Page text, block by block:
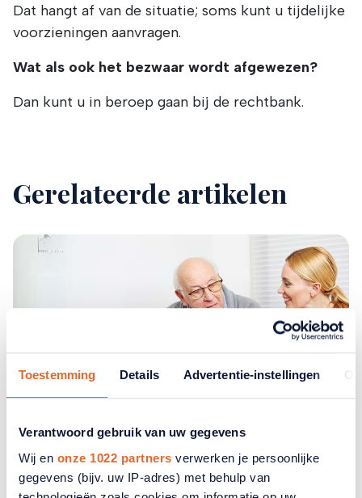
Toestemming Details Advertentie-instellingen
Verantwoord gebruik van uw gegevens
Wij en onze 1022 partners verwerken je persoonlijke
gegevens (bijv. uw IP-adres) met behulp van
Dat hangt af van de situatie; soms kunt u tijdelijke
voorzieningen aanvragen.
Wat als ook het bezwaar wordt afgewezen?
Dan kunt u in beroep gaan bij de rechtbank.
Gerelateerde artikelen
Hoe weet ik welke hulp mijn ouder